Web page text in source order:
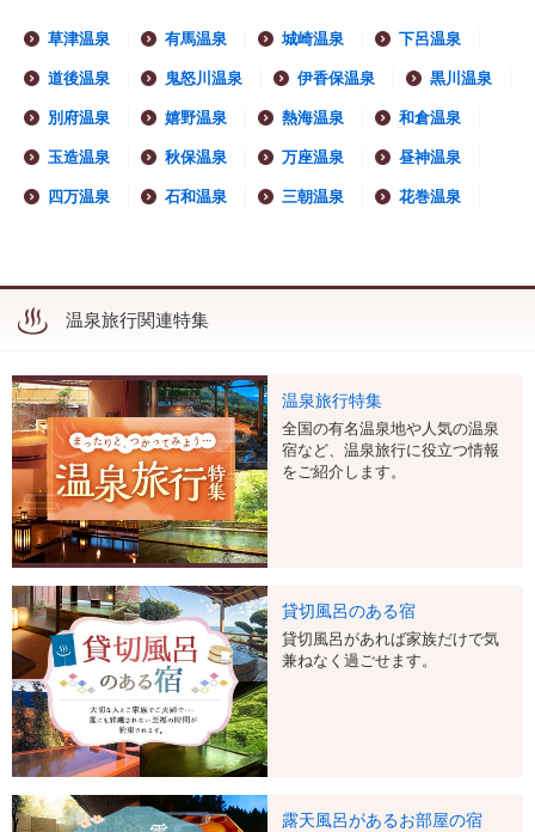
草津温泉 有馬温泉 城崎温泉 下呂温泉
道後温泉 鬼怒川温泉 伊香保温泉 黒川温泉
別府温泉 嬉野温泉 熱海温泉 和倉温泉
玉造温泉 秋保温泉 万座温泉 昼神温泉
四万温泉 石和温泉 三朝温泉 花巻温泉
温泉旅行関連特集
温泉旅行特集
全国の有名温泉地や人気の温泉
宿など、温泉旅行に役立つ情報
をご紹介します。
貸切風呂のある宿
貸切風呂があれば家族だけで気
兼ねなく過ごせます。
露天風呂があるお部屋の宿